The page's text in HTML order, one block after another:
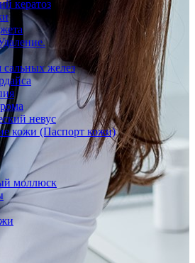
кератоз
сальных желез
невус
кожи (Паспорт кожи)
моллюск